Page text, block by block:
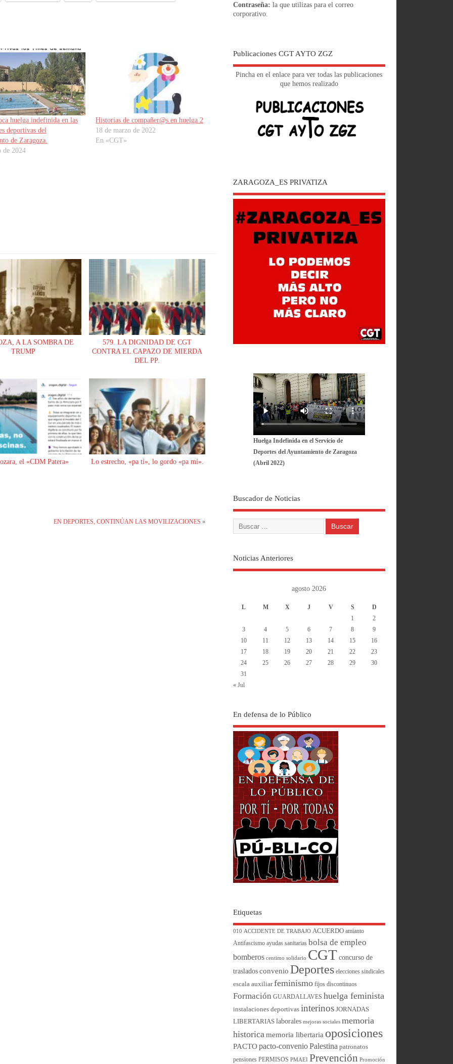
huelga indefinida en las
deportivas del
de Zaragoza.
de 2024
Historias de compañer@s en huelga 2
18 de marzo de 2022
En «CGT»
A LA SOMBRA DE
TRUMP
579. LA DIGNIDAD DE CGT
CONTRA EL CAPAZO DE MIERDA
DEL PP.
el «CDM Patera» Lo estrecho, «pa tí», lo gordo «pa mí».
EN DEPORTES, CONTINÚAN LAS MOVILIZACIONES »
Contraseña: la que utilizas para el correo
corporativo.
Publicaciones CGT AYTO ZGZ
Pincha en el enlace para ver todas las publicaciones
que hemos realizado
ZARAGOZA_ES PRIVATIZA
Huelga Indefinida en el Servicio de
Deportes del Ayuntamiento de Zaragoza
(Abril 2022)
Buscador de Noticias
Noticias Anteriores
agosto 2026
L M X J V S
D
1
2
3
4 5 6 7 8
9
10
11 12 13 14 15
16
17
18 19 20 21 22
23
24
25 26 27 28 29
30
31
« Jul
En defensa de lo Público
Etiquetas
010 ACCIDENTE DE TRABAJO ACUERDO amianto
Antifascismo ayudas sanitarias bolsa de empleo
bomberos centimo solidario CGT concurso de
traslados convenio Deportes elecciones sindicales
escala auxiliar feminismo fijos discontinuos
Formación GUARDALLAVES huelga feminista
instalaciones deportivas interinos JORNADAS
LIBERTARIAS laborales mejoras sociales memoria
historica memoria libertaria oposiciones
PACTO pacto-convenio Palestina patronatos
pensiones PERMISOS PMAEI Prevención Promoción